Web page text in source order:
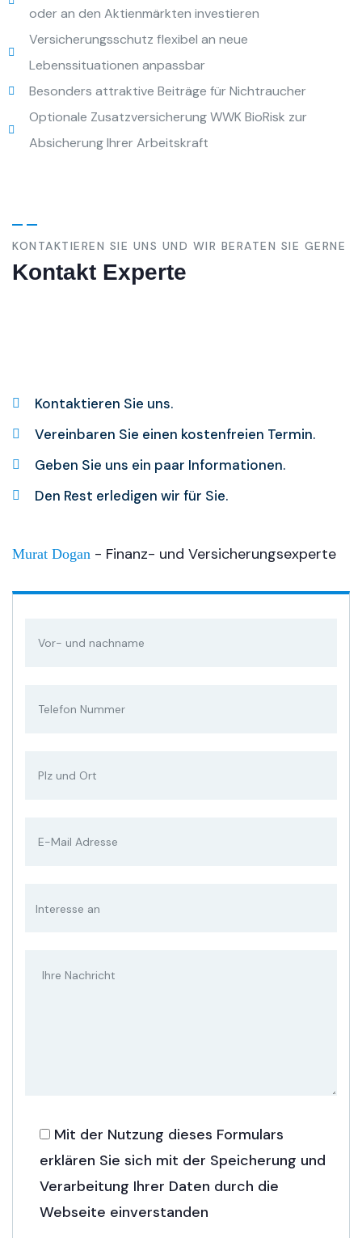
oder an den Aktienmärkten investieren
Versicherungsschutz flexibel an neue
Lebenssituationen anpassbar
Besonders attraktive Beiträge für Nichtraucher
Optionale Zusatzversicherung WWK BioRisk zur
Absicherung Ihrer Arbeitskraft
KONTAKTIEREN SIE UNS UND WIR BERATEN SIE GERNE
Kontakt Experte
Kontaktieren Sie uns.
Vereinbaren Sie einen kostenfreien Termin.
Geben Sie uns ein paar Informationen.
Den Rest erledigen wir für Sie.
Murat Dogan - Finanz- und Versicherungsexperte
Mit der Nutzung dieses Formulars
erklären Sie sich mit der Speicherung und
Verarbeitung Ihrer Daten durch die
Webseite einverstanden